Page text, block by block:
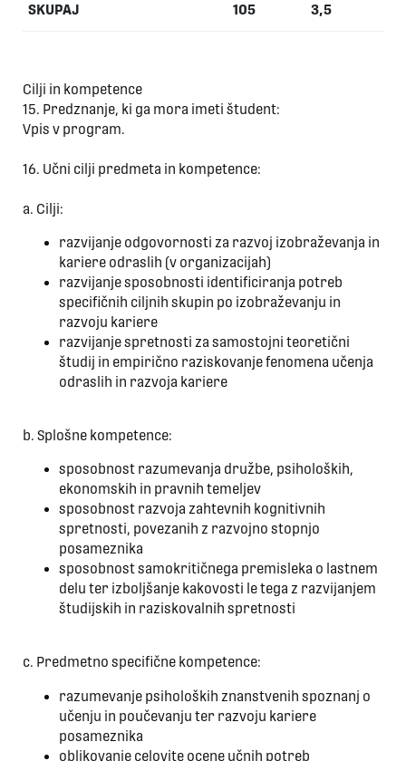
SKUPAJ 105 3,5
Cilji in kompetence
15. Predznanje, ki ga mora imeti študent:
Vpis v program.
16. Učni cilji predmeta in kompetence:
a. Cilji:
razvijanje odgovornosti za razvoj izobraževanja in
kariere odraslih (v organizacijah)
razvijanje sposobnosti identificiranja potreb
specifičnih ciljnih skupin po izobraževanju in
razvoju kariere
razvijanje spretnosti za samostojni teoretični
študij in empirično raziskovanje fenomena učenja
odraslih in razvoja kariere
b. Splošne kompetence:
sposobnost razumevanja družbe, psiholoških,
ekonomskih in pravnih temeljev
sposobnost razvoja zahtevnih kognitivnih
spretnosti, povezanih z razvojno stopnjo
posameznika
sposobnost samokritičnega premisleka o lastnem
delu ter izboljšanje kakovosti le tega z razvijanjem
študijskih in raziskovalnih spretnosti
c. Predmetno specifične kompetence:
razumevanje psiholoških znanstvenih spoznanj o
učenju in poučevanju ter razvoju kariere
posameznika
oblikovanje celovite ocene učnih potreb